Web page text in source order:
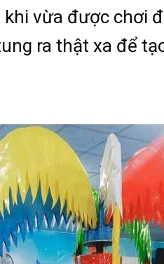
vừa được chơi
ra thật xa để